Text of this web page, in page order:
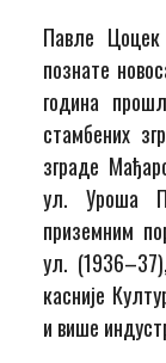
Павле
познате
година
стамбених
зграде
ул. Уроша
приземним
ул.
касније
и више